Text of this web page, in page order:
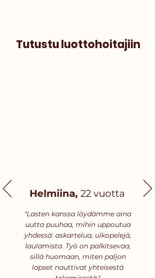
Tutustu luottohoitajiin
Helmiina, 22 vuotta
"Lasten kanssa löydämme aina
uutta puuhaa, mihin uppoutua
yhdessä: askartelua, ulkopelejä,
laulamista. Työ on palkitsevaa,
sillä huomaan, miten paljon
lapset nauttivat yhteisestä